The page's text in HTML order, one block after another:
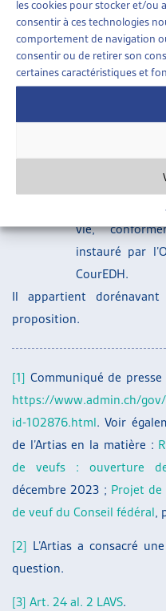
les cookies pour stocker et/ou
consentir à ces technologies
comportement de navigation
consentir ou de retirer son
certaines caractéristiques et
veufs âgés de
l’entrée en
ou elles aient
25 ans[6];
les
à l’AVS/AI
l’entrée en
l’ancien droit.
pourront
vie,
instauré par
CourEDH.
Il appartient dorénavant
proposition.
[1] Communiqué de
https://www.admin.ch/
id-102876.html. Voir
de l’Artias en la matière :
de veufs : ouverture
décembre 2023 ; Projet
de veuf du Conseil fédéral
[2] L’Artias a consacré
question.
[3] Art. 24 al. 2 LAVS.